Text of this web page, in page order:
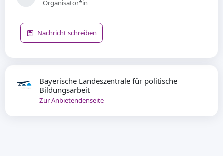
Bayerische Landeszentrale für politische
Bildungsarbeit
Zur Anbietendenseite
Organisator*in
Nachricht schreiben